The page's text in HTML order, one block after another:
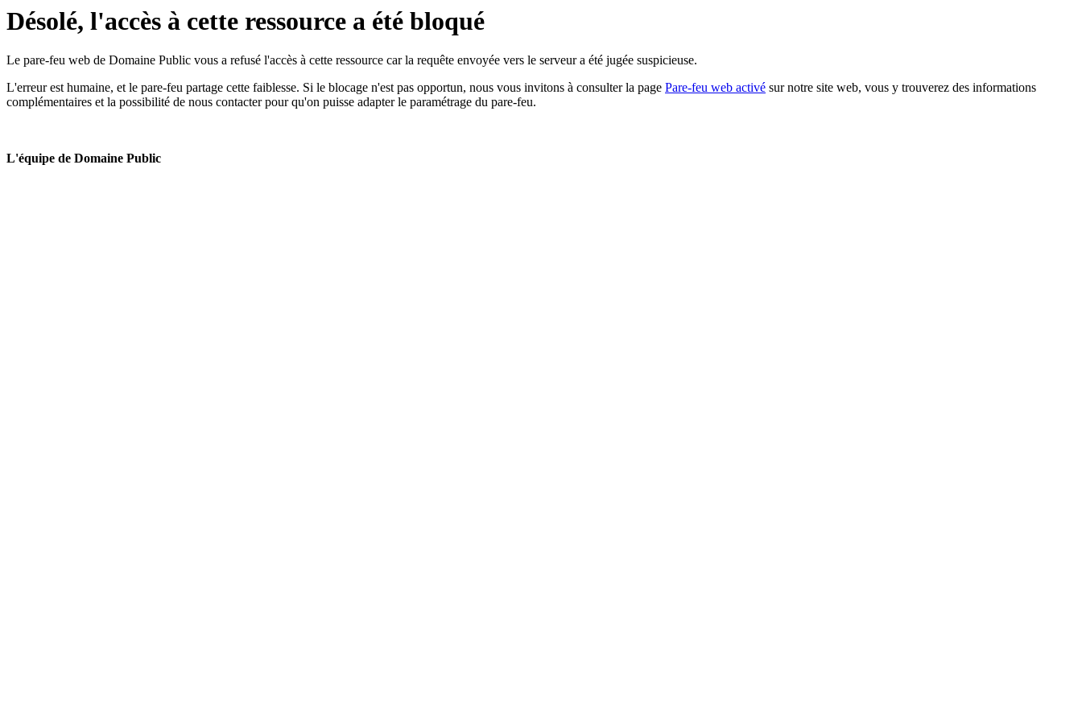
Désolé, l'accès à cette ressource a été bloqué
Le pare-feu web de Domaine Public vous a refusé l'accès à cette ressource car la requête envoyée vers le serveur a été jugée suspicieuse.
L'erreur est humaine, et le pare-feu partage cette faiblesse. Si le blocage n'est pas opportun, nous vous invitons à consulter la page Pare-feu web activé sur notre site web, vous y trouverez des informations
complémentaires et la possibilité de nous contacter pour qu'on puisse adapter le paramétrage du pare-feu.
L'équipe de Domaine Public